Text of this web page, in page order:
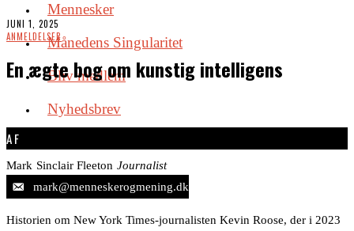
Mennesker
Månedens Singularitet
Bliv medlem
Nyhedsbrev
JUNI 1, 2025
ANMELDELSER
En ægte bog om kunstig intelligens
AF
Mark Sinclair Fleeton Journalist
mark@menneskerogmening.dk
Historien om New York Times-journalisten Kevin Roose, der i 2023